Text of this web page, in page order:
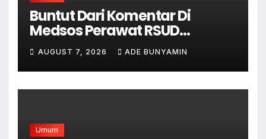
Buntut Dari Komentar Di
Medsos Perawat RSUD
Cicalengka Di Non Aktifkan
AUGUST 7, 2026 ADE BUNYAMIN
Umum